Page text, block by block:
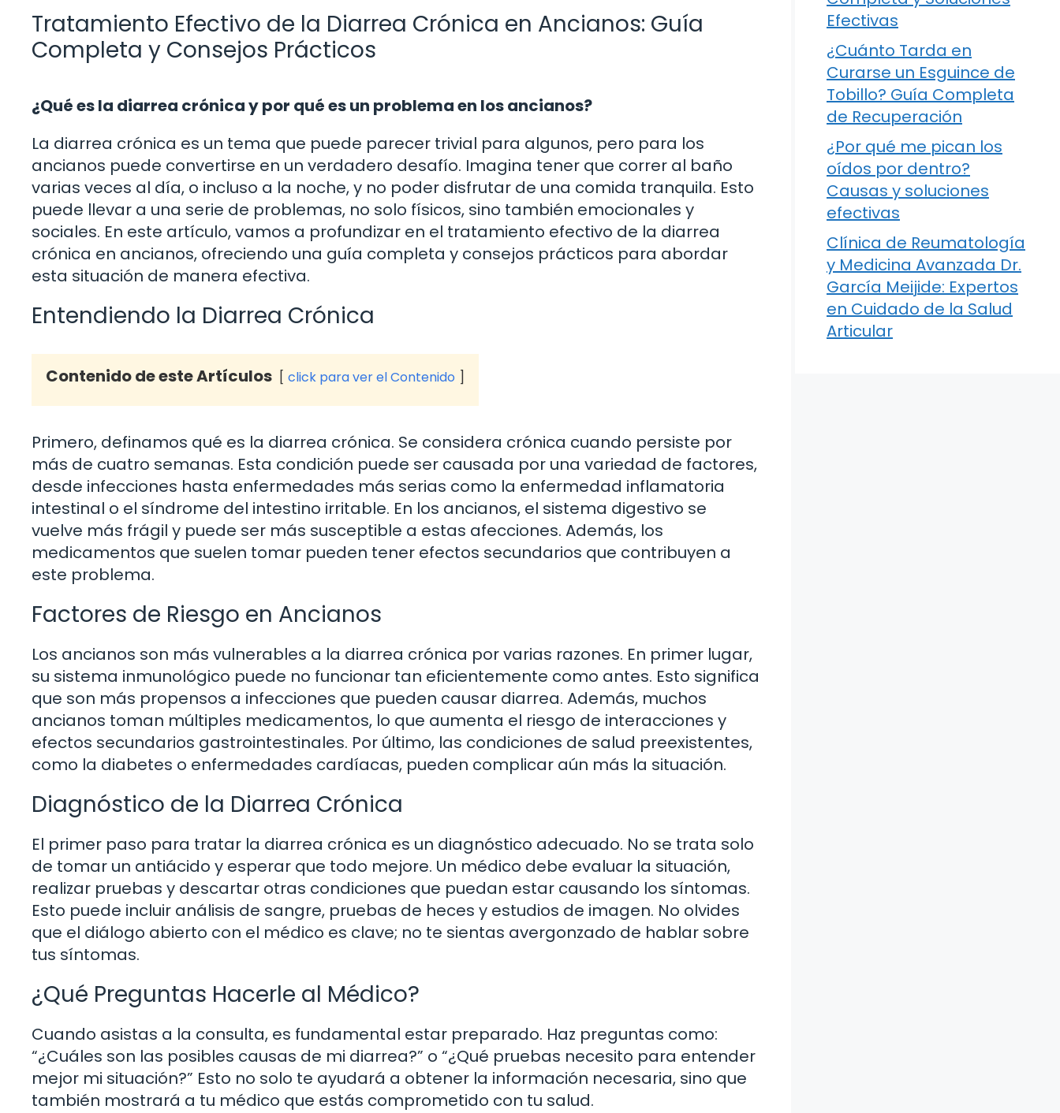
Tratamiento Efectivo de la Diarrea Crónica en Ancianos: Guía
Completa y Consejos Prácticos
¿Qué es la diarrea crónica y por qué es un problema en los ancianos?
La diarrea crónica es un tema que puede parecer trivial para algunos, pero para los
ancianos puede convertirse en un verdadero desafío. Imagina tener que correr al baño
varias veces al día, o incluso a la noche, y no poder disfrutar de una comida tranquila. Esto
puede llevar a una serie de problemas, no solo físicos, sino también emocionales y
sociales. En este artículo, vamos a profundizar en el tratamiento efectivo de la diarrea
crónica en ancianos, ofreciendo una guía completa y consejos prácticos para abordar
esta situación de manera efectiva.
Entendiendo la Diarrea Crónica
Contenido de este Artículos click para ver el Contenido
Primero, definamos qué es la diarrea crónica. Se considera crónica cuando persiste por
más de cuatro semanas. Esta condición puede ser causada por una variedad de factores,
desde infecciones hasta enfermedades más serias como la enfermedad inflamatoria
intestinal o el síndrome del intestino irritable. En los ancianos, el sistema digestivo se
vuelve más frágil y puede ser más susceptible a estas afecciones. Además, los
medicamentos que suelen tomar pueden tener efectos secundarios que contribuyen a
este problema.
Factores de Riesgo en Ancianos
Los ancianos son más vulnerables a la diarrea crónica por varias razones. En primer lugar,
su sistema inmunológico puede no funcionar tan eficientemente como antes. Esto significa
que son más propensos a infecciones que pueden causar diarrea. Además, muchos
ancianos toman múltiples medicamentos, lo que aumenta el riesgo de interacciones y
efectos secundarios gastrointestinales. Por último, las condiciones de salud preexistentes,
como la diabetes o enfermedades cardíacas, pueden complicar aún más la situación.
Diagnóstico de la Diarrea Crónica
El primer paso para tratar la diarrea crónica es un diagnóstico adecuado. No se trata solo
de tomar un antiácido y esperar que todo mejore. Un médico debe evaluar la situación,
realizar pruebas y descartar otras condiciones que puedan estar causando los síntomas.
Esto puede incluir análisis de sangre, pruebas de heces y estudios de imagen. No olvides
que el diálogo abierto con el médico es clave; no te sientas avergonzado de hablar sobre
tus síntomas.
¿Qué Preguntas Hacerle al Médico?
Cuando asistas a la consulta, es fundamental estar preparado. Haz preguntas como:
“¿Cuáles son las posibles causas de mi diarrea?” o “¿Qué pruebas necesito para entender
mejor mi situación?” Esto no solo te ayudará a obtener la información necesaria, sino que
también mostrará a tu médico que estás comprometido con tu salud.
Efectivas
¿Cuánto Tarda en
Curarse un Esguince de
Tobillo? Guía Completa
de Recuperación
¿Por qué me pican los
oídos por dentro?
Causas y soluciones
efectivas
Clínica de Reumatología
y Medicina Avanzada Dr.
García Meijide: Expertos
en Cuidado de la Salud
Articular